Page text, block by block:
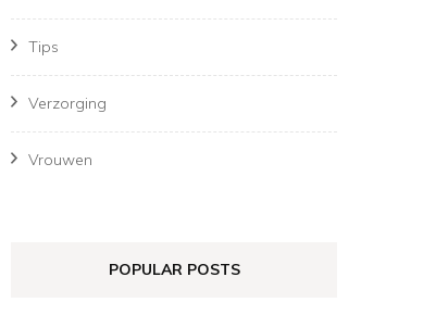
Tips
Verzorging
Vrouwen
POPULAR POSTS